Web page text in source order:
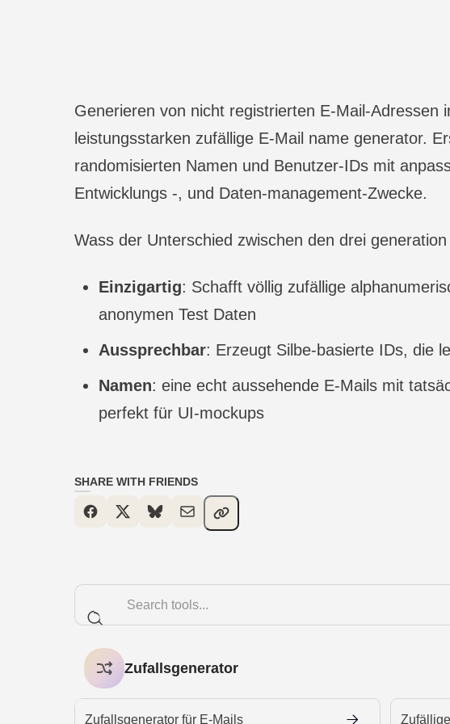
Generieren von nicht registrierten E-Mail-Adressen
leistungsstarken zufällige E-Mail name generator.
randomisierten Namen und Benutzer-IDs mit
Entwicklungs -, und Daten-management-Zwecke.
Wass der Unterschied zwischen den drei
Einzigartig: Schafft völlig zufällige
anonymen Test Daten
Aussprechbar: Erzeugt Silbe-basierte IDs, die
Namen: eine echt aussehende E-Mails mit
perfekt für UI-mockups
SHARE WITH FRIENDS
Zufallsgenerator
Zufallsgenerator für E-Mails